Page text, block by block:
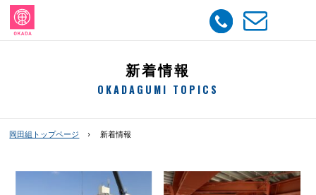
新着情報
OKADAGUMI TOPICS
岡田組トップページ 新着情報